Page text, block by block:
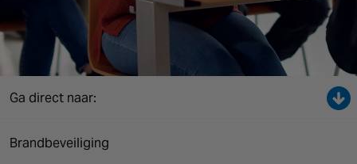
NORTH AMERICA
Canada
Ga direct naar:
Brandbeveiliging